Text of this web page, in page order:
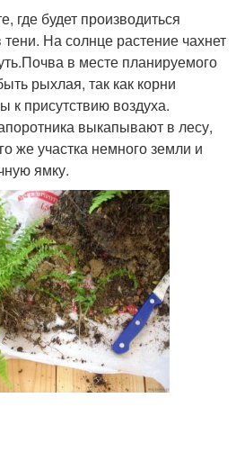
где будет производиться
На солнце растение чахнет
в месте планируемого
рыхлая, так как корни
к присутствию воздуха.
выкапывают в лесу,
же участка немного земли и
ямку.